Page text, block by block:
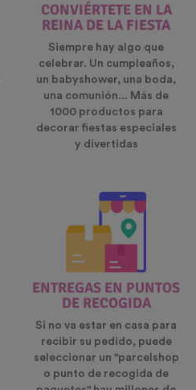
CONVIÉRTETE EN LA
REINA DE LA FIESTA
Siempre hay algo que
celebrar. Un cumpleaños,
un babyshower, una boda,
una comunión... Más de
1000 productos para
decorar fiestas especiales
y divertidas
ENTREGAS EN PUNTOS
DE RECOGIDA
Si no va estar en casa para
recibir su pedido, puede
seleccionar un "parcelshop
o punto de recogida de